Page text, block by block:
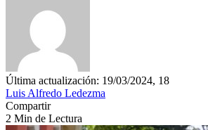
Última actualización: 19/03/2024, 18
Luis Alfredo Ledezma
Compartir
2 Min de Lectura